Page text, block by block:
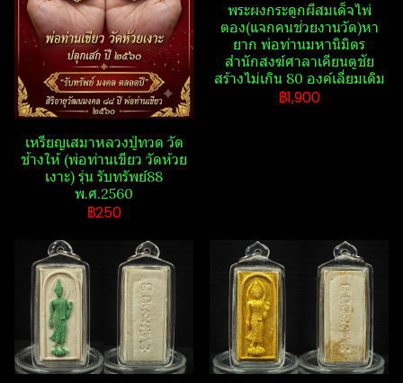
เหรียญเสมาหลวงปู่ทวด วัด​
ช้าง​ให้​ (พ่อท่านเขียว วัด​ห้วย​
เงาะ​) รุ่น รับ​ทรัพย์​88​
พ.ศ.2560
฿250
พระผงกระดูก​ผี​สมเด็จไพ่
ตอง(แจกคนช่วยงานวัด)หา
ยาก พ่อท่านมหานิ​มิตร​
สำนักสงฆ์​ศาลา​เคียน​ตู​ชัย​
สร้างไม่เกิน 80 องค์เลี่ยมเดิม
฿1,900